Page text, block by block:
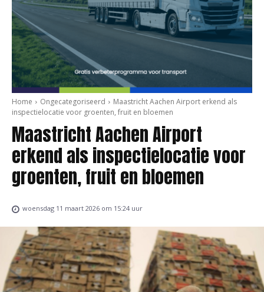
Home Ongecategoriseerd
Maastricht Aachen Airport erkend als
inspectielocatie voor groenten, fruit en bloemen
Maastricht Aachen Airport
erkend als inspectielocatie voor
groenten, fruit en bloemen
woensdag 11 maart 2026 om 15:24 uur